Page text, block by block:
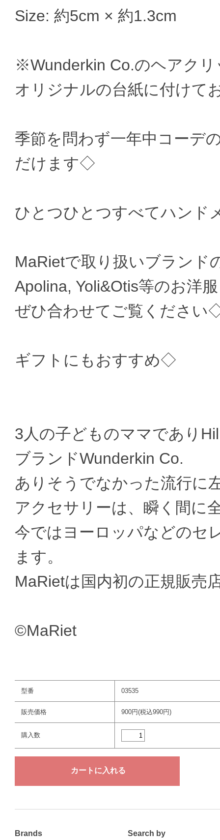
Size: 約5cm × 約1.3cm
※Wunderkin Co.のヘアク
オリジナルの台紙に付けて
季節を問わず一年中コーデ
だけます◇
ひとつひとつすべてハン
MaRietで取り扱いブランド
Apolina, Yoli&Otis等のお洋
ぜひ合わせてご覧ください
ギフトにもおすすめ◇
3人の子どものママであり
ブランドWunderkin Co.
ありそうでなかった流行に
アクセサリーは、瞬く間に
今ではヨーロッパなどのセ
ます。
MaRietは国内初の正規販売
©MaRiet
型番 03535
販売価格 900円(税込990円)
購入数
Brands Search by